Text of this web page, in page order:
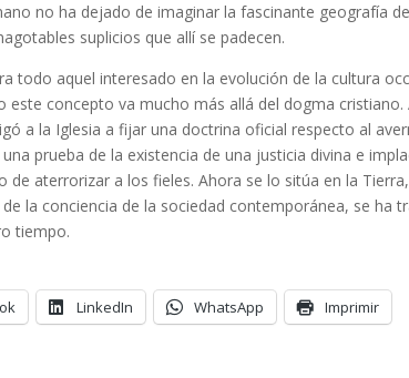
no ha dejado de imaginar la fascinante geografía
suplicios que allí se padecen.
todo aquel interesado en la evolución de la cultura
este concepto va mucho más allá del dogma cristiano.
a la Iglesia a fijar una doctrina oficial respecto al
prueba de la existencia de una justicia divina e
de aterrorizar a los fieles. Ahora se lo sitúa en la
la conciencia de la sociedad contemporánea, se ha
tiempo.
LinkedIn WhatsApp Imprimir